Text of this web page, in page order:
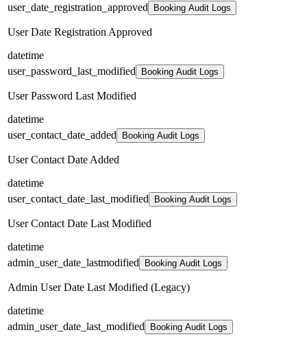
user_date_registration_approved
Booking Audit Logs
User Date Registration Approved
datetime
user_password_last_modified
Booking Audit Logs
User Password Last Modified
datetime
user_contact_date_added
Booking Audit Logs
User Contact Date Added
datetime
user_contact_date_last_modified
Booking Audit Logs
User Contact Date Last Modified
datetime
admin_user_date_lastmodified
Booking Audit Logs
Admin User Date Last Modified (Legacy)
datetime
admin_user_date_last_modified
Booking Audit Logs